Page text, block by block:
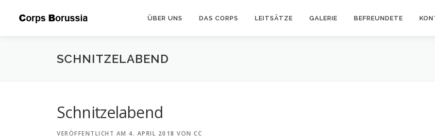
ÜBER UNS DAS CORPS LEITSÄTZE GALERIE BEFREUNDETE
SCHNITZELABEND
Schnitzelabend
VERÖFFENTLICHT AM 4. APRIL 2018 VON CC